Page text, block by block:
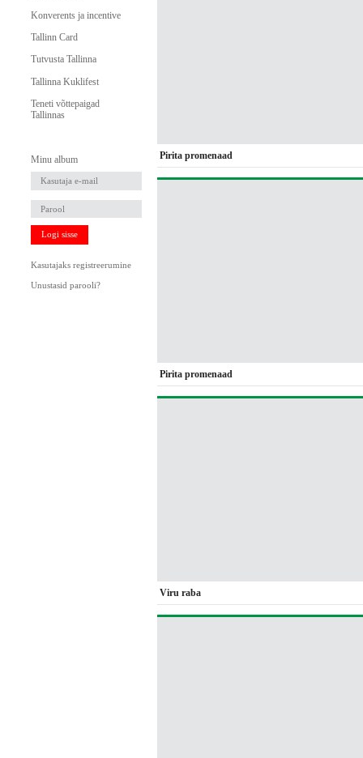
Konverents ja incentive
Tallinn Card
Tutvusta Tallinna
Tallinna Kuklifest
Teneti võttepaigad
Tallinnas
Minu album
Logi sisse
Kasutajaks registreerumine
Unustasid parooli?
Pirita promenaad
Pirita promenaad
Viru raba